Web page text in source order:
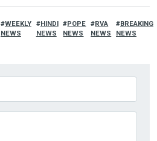
WEEKLY
NEWS
HINDI
NEWS
POPE
NEWS
RVA
NEWS
BREAKING
NEWS